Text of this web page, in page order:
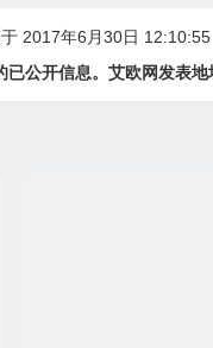
2017年6月30日 12:10:55
公开信息。艾欧网发表地